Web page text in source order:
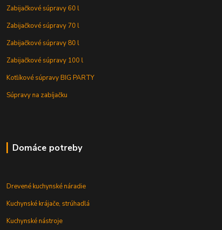
Zabijačkové súpravy 60 l
Zabijačkové súpravy 70 l
Zabijačkové súpravy 80 l
Zabijačkové súpravy 100 l
Kotlíkové súpravy BIG PARTY
Súpravy na zabíjačku
Domáce potreby
Drevené kuchynské náradie
Kuchynské krájače, strúhadlá
Kuchynské nástroje